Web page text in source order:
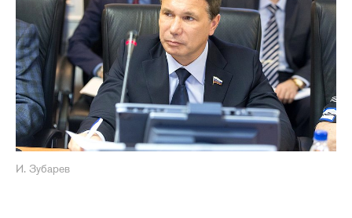
И. Зубарев